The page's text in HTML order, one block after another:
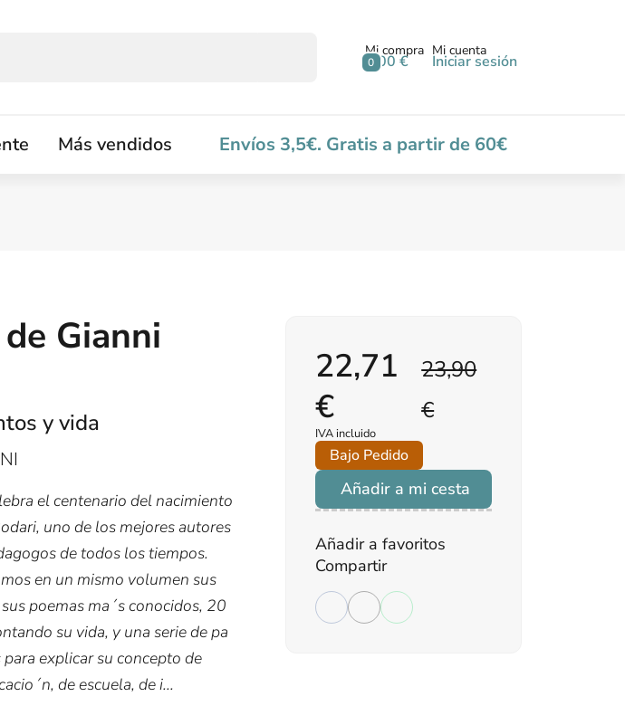
0
Mi compra
0,00 €
Mi cuenta
Iniciar sesión
Más vendidos Envíos 3,5€. Gratis a partir de 60€
Gianni
y vida
el centenario del nacimiento
uno de los mejores autores
de todos los tiempos.
en un mismo volumen sus
poemas ma´s conocidos, 20
su vida, y una serie de pa
para explicar su concepto de
de escuela, de i...
23,90
€
22,71
€
IVA incluido
Bajo Pedido
Añadir a mi cesta
Añadir a favoritos
Compartir